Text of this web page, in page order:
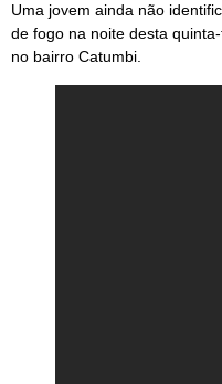
Uma jovem ainda não
de fogo na noite desta
no bairro Catumbi.